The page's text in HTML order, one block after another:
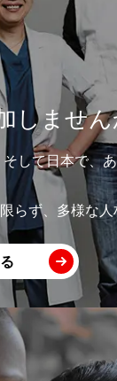
しませ
して日本で、
らず、多様な人